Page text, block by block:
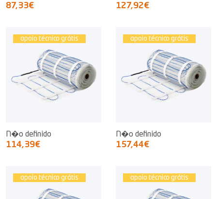
87,33€ 127,92€
apoio técnico grátis
N�o definido
114,39€
apoio técnico grátis
N�o definido
157,44€
apoio técnico grátis apoio técnico grátis